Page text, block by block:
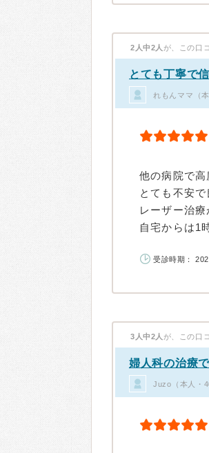
2人中2人 が、この口
とても丁寧で
れもんママ（
他の病院で高
とても不安で
レーザー治
自宅からは1
受診時期：
3人中2人 が、この口
婦人科の治療
Juzo（本人・